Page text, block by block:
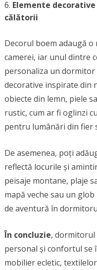
Elemente
călătorii
Decorul boem adaugă
camerei, iar unul dintre
personaliza un
decorative inspirate din
obiecte din lemn, piele
rustic, cum ar fi oglinzi
pentru lumânări din fier
De asemenea, poți
reflectă locurile și
peisaje montane, plaje
mapă veche sau un
de aventură în
În concluzie, dormitorul
personal și confortul se
mobilier ecletic,